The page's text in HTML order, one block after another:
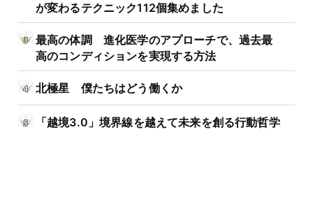
が変わるテクニック112個集めました
最高の体調 進化医学のアプローチで、過去最
高のコンディションを実現する方法
北極星 僕たちはどう働くか
「越境3.0」境界線を越えて未来を創る行動哲学